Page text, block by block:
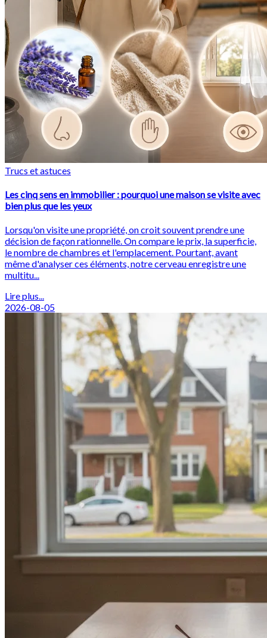
Trucs et astuces
Les cinq sens en immobilier : pourquoi une maison se visite avec
bien plus que les yeux
Lorsqu'on visite une propriété, on croit souvent prendre une
décision de façon rationnelle. On compare le prix, la superficie,
le nombre de chambres et l'emplacement. Pourtant, avant
même d'analyser ces éléments, notre cerveau enregistre une
multitu...
Lire plus...
2026-08-05